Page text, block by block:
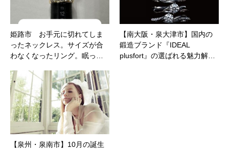
姫路市 お手元に切れてしま
ったネックレス。サイズが合
わなくなったリング。眠っ…
【南大阪・泉大津市】国内の
鍛造ブランド『IDEAL
plusfort』の選ばれる魅力解…
【泉州・泉南市】10月の誕生